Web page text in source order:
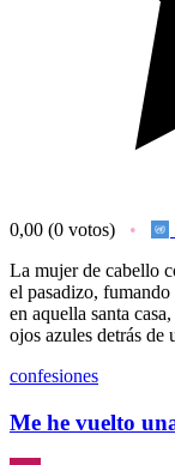
0,00 (0 votos)
La mujer de cabello
el pasadizo,
en aquella santa
ojos azules detrás de
confesiones
Me he vuelto